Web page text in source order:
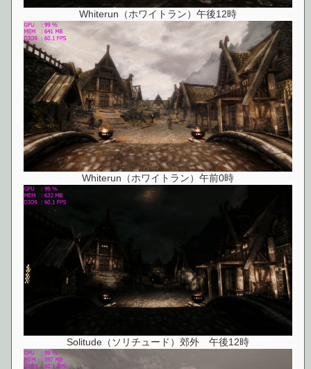
Whiterun（ホワイトラン）午後12時
Whiterun（ホワイトラン）午前0時
Solitude（ソリチュード）郊外 午後12時